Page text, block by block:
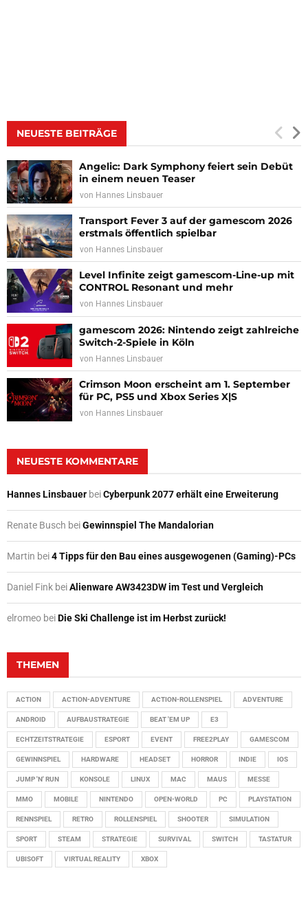
NEUESTE BEITRÄGE
Angelic: Dark Symphony feiert sein Debüt
in einem neuen Teaser
von Hannes Linsbauer
Transport Fever 3 auf der gamescom 2026
erstmals öffentlich spielbar
von Hannes Linsbauer
Level Infinite zeigt gamescom-Line-up mit
CONTROL Resonant und mehr
von Hannes Linsbauer
gamescom 2026: Nintendo zeigt zahlreiche
Switch-2-Spiele in Köln
von Hannes Linsbauer
Crimson Moon erscheint am 1. September
für PC, PS5 und Xbox Series X|S
von Hannes Linsbauer
NEUESTE KOMMENTARE
Hannes Linsbauer beiCyberpunk 2077 erhält eine Erweiterung
Renate Busch beiGewinnspiel The Mandalorian
Martin bei4 Tipps für den Bau eines ausgewogenen (Gaming)-PCs
Daniel Fink beiAlienware AW3423DW im Test und Vergleich
elromeo beiDie Ski Challenge ist im Herbst zurück!
THEMEN
ACTION ACTION-ADVENTURE ACTION-ROLLENSPIEL ADVENTURE
ANDROID AUFBAUSTRATEGIE BEAT 'EM UP E3
ECHTZEITSTRATEGIE ESPORT EVENT FREE2PLAY GAMESCOM
GEWINNSPIEL HARDWARE HEADSET HORROR INDIE IOS
JUMP 'N' RUN KONSOLE LINUX MAC MAUS MESSE
MMO MOBILE NINTENDO OPEN-WORLD PC PLAYSTATION
RENNSPIEL RETRO ROLLENSPIEL SHOOTER SIMULATION
SPORT STEAM STRATEGIE SURVIVAL SWITCH TASTATUR
UBISOFT VIRTUAL REALITY XBOX